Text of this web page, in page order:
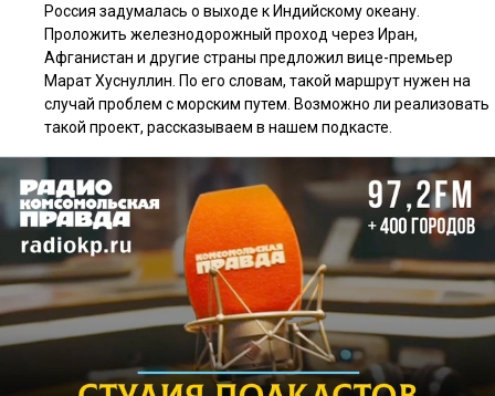
Россия задумалась о выходе к Индийскому океану.
Проложить железнодорожный проход через Иран,
Афганистан и другие страны предложил вице-премьер
Марат Хуснуллин. По его словам, такой маршрут нужен на
случай проблем с морским путем. Возможно ли реализовать
такой проект, рассказываем в нашем подкасте.